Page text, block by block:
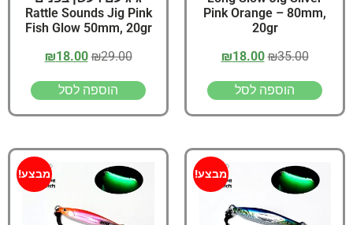
Pink Orange – 80mm,
20gr
₪35.00
₪18.00
הוספה לסל
Rattle Sounds Jig Pink
Fish Glow 50mm, 20gr
₪29.00
₪18.00
הוספה לסל
מבצע! מבצע!